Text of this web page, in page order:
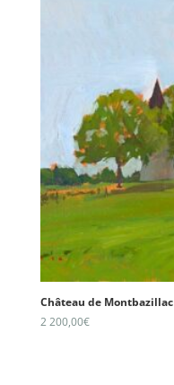
Château de Montbazillac
2 200,00€